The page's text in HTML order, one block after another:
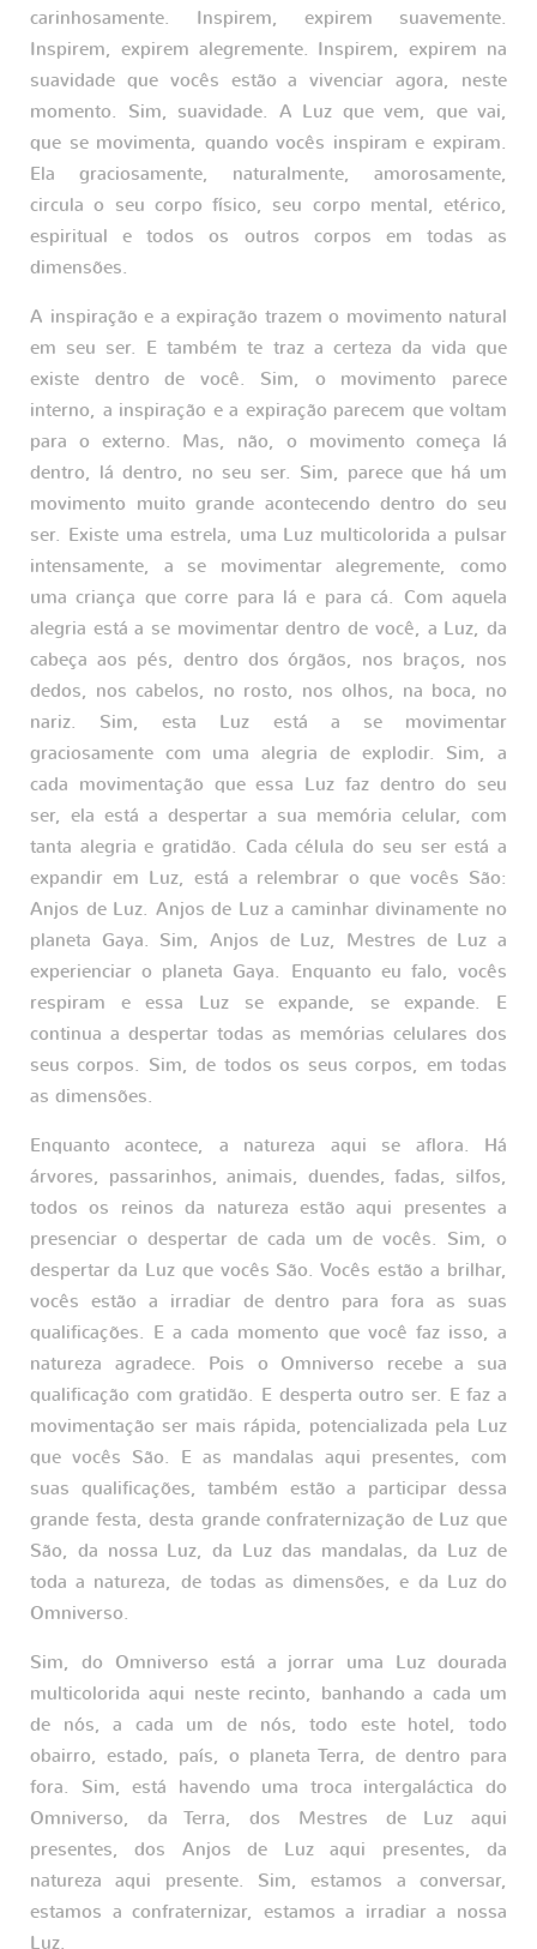
carinhosamente. Inspirem, expirem suavemente.
Inspirem, expirem alegremente. Inspirem, expirem na
suavidade que vocês estão a vivenciar agora, neste
momento. Sim, suavidade. A Luz que vem, que vai,
que se movimenta, quando vocês inspiram e expiram.
Ela graciosamente, naturalmente, amorosamente,
circula o seu corpo físico, seu corpo mental, etérico,
espiritual e todos os outros corpos em todas as
dimensões.
A inspiração e a expiração trazem o movimento natural
em seu ser. E também te traz a certeza da vida que
existe dentro de você. Sim, o movimento parece
interno, a inspiração e a expiração parecem que voltam
para o externo. Mas, não, o movimento começa lá
dentro, lá dentro, no seu ser. Sim, parece que há um
movimento muito grande acontecendo dentro do seu
ser. Existe uma estrela, uma Luz multicolorida a pulsar
intensamente, a se movimentar alegremente, como
uma criança que corre para lá e para cá. Com aquela
alegria está a se movimentar dentro de você, a Luz, da
cabeça aos pés, dentro dos órgãos, nos braços, nos
dedos, nos cabelos, no rosto, nos olhos, na boca, no
nariz. Sim, esta Luz está a se movimentar
graciosamente com uma alegria de explodir. Sim, a
cada movimentação que essa Luz faz dentro do seu
ser, ela está a despertar a sua memória celular, com
tanta alegria e gratidão. Cada célula do seu ser está a
expandir em Luz, está a relembrar o que vocês São:
Anjos de Luz. Anjos de Luz a caminhar divinamente no
planeta Gaya. Sim, Anjos de Luz, Mestres de Luz a
experienciar o planeta Gaya. Enquanto eu falo, vocês
respiram e essa Luz se expande, se expande. E
continua a despertar todas as memórias celulares dos
seus corpos. Sim, de todos os seus corpos, em todas
as dimensões.
Enquanto acontece, a natureza aqui se aflora. Há
árvores, passarinhos, animais, duendes, fadas, silfos,
todos os reinos da natureza estão aqui presentes a
presenciar o despertar de cada um de vocês. Sim, o
despertar da Luz que vocês São. Vocês estão a brilhar,
vocês estão a irradiar de dentro para fora as suas
qualificações. E a cada momento que você faz isso, a
natureza agradece. Pois o Omniverso recebe a sua
qualificação com gratidão. E desperta outro ser. E faz a
movimentação ser mais rápida, potencializada pela Luz
que vocês São. E as mandalas aqui presentes, com
suas qualificações, também estão a participar dessa
grande festa, desta grande confraternização de Luz que
São, da nossa Luz, da Luz das mandalas, da Luz de
toda a natureza, de todas as dimensões, e da Luz do
Omniverso.
Sim, do Omniverso está a jorrar uma Luz dourada
multicolorida aqui neste recinto, banhando a cada um
de nós, a cada um de nós, todo este hotel, todo
obairro, estado, país, o planeta Terra, de dentro para
fora. Sim, está havendo uma troca intergaláctica do
Omniverso, da Terra, dos Mestres de Luz aqui
presentes, dos Anjos de Luz aqui presentes, da
natureza aqui presente. Sim, estamos a conversar,
estamos a confraternizar, estamos a irradiar a nossa
Luz.